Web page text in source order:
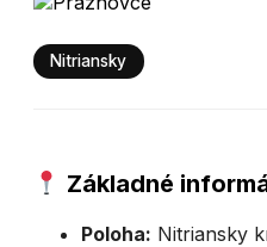
Nitriansky
Základné
Poloha: Nitriansky